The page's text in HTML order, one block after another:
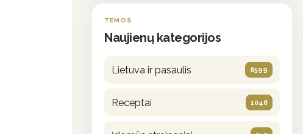
TEMOS
Naujienų kategorijos
Lietuva ir pasaulis 8599
Receptai 1048